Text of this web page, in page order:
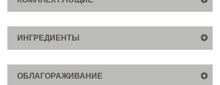
ИНГРЕДИЕНТЫ
ОБЛАГОРАЖИВАНИЕ